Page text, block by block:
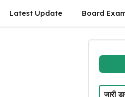
Latest Update Board
जारी